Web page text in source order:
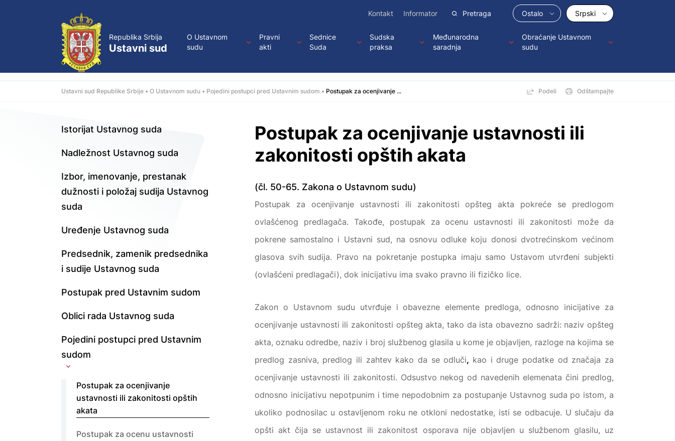
Republika Srbija
Ustavni sud
Kontakt Informator Ostalo Srpski
O Ustavnom
sudu
Pravni
akti
Sednice
Suda
Sudska
praksa
Međunarodna
saradnja
Obraćanje Ustavnom
sudu
Ustavni sud Republike Srbije O Ustavnom sudu Pojedini postupci pred Ustavnim sudom Postupak za ocenjivanje ... Podeli Odštampajte
Postupak za ocenjivanje ustavnosti ili
zakonitosti opštih akata
(čl. 50-65. Zakona o Ustavnom sudu)
Postupak za ocenjivanje ustavnosti ili zakonitosti opšteg akta pokreće se predlogom
ovlašćenog predlagača. Takođe, postupak za ocenu ustavnosti ili zakonitosti može da
pokrene samostalno i Ustavni sud, na osnovu odluke koju donosi dvotrećinskom većinom
glasova svih sudija. Pravo na pokretanje postupka imaju samo Ustavom utvrđeni subjekti
(ovlašćeni predlagači), dok inicijativu ima svako pravno ili fizičko lice.
Zakon o Ustavnom sudu utvrđuje i obavezne elemente predloga, odnosno inicijative za
ocenjivanje ustavnosti ili zakonitosti opšteg akta, tako da ista obavezno sadrži: naziv opšteg
akta, oznaku odredbe, naziv i broj službenog glasila u kome je objavljen, razloge na kojima se
predlog zasniva, predlog ili zahtev kako da se odluči, kao i druge podatke od značaja za
ocenjivanje ustavnosti ili zakonitosti. Odsustvo nekog od navedenih elemenata čini predlog,
odnosno inicijativu nepotpunim i time nepodobnim za postupanje Ustavnog suda po istom, a
ukoliko podnosilac u ostavljenom roku ne otkloni nedostatke, isti se odbacuje. U slučaju da
opšti akt čija se ustavnost ili zakonitost osporava nije objavljen u službenom glasilu, uz
Istorijat Ustavnog suda
Nadležnost Ustavnog suda
Izbor, imenovanje, prestanak
dužnosti i položaj sudija Ustavnog
suda
Uređenje Ustavnog suda
Predsednik, zamenik predsednika
i sudije Ustavnog suda
Postupak pred Ustavnim sudom
Oblici rada Ustavnog suda
Pojedini postupci pred Ustavnim
sudom
Postupak za ocenjivanje
ustavnosti ili zakonitosti opštih
akata
Postupak za ocenu ustavnosti